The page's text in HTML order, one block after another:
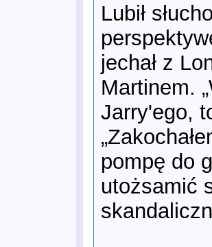
Lubił
jechał z
Martinem.
Jarry'ego,
pompę do
utożsamić